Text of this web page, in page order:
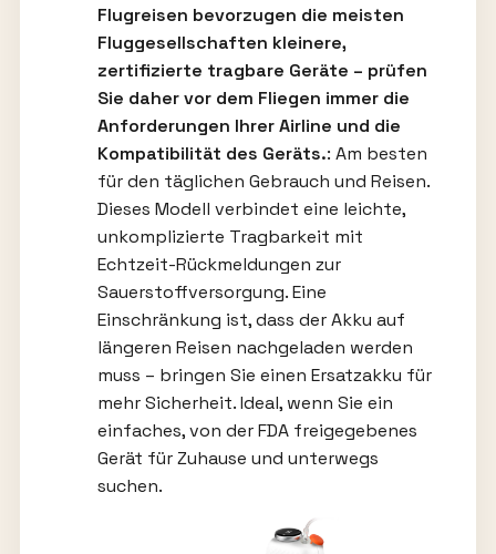
Flugreisen bevorzugen die meisten
Fluggesellschaften kleinere,
zertifizierte tragbare Geräte – prüfen
Sie daher vor dem Fliegen immer die
Anforderungen Ihrer Airline und die
Kompatibilität des Geräts.: Am besten
für den täglichen Gebrauch und Reisen.
Dieses Modell verbindet eine leichte,
unkomplizierte Tragbarkeit mit
Echtzeit-Rückmeldungen zur
Sauerstoffversorgung. Eine
Einschränkung ist, dass der Akku auf
längeren Reisen nachgeladen werden
muss – bringen Sie einen Ersatzakku für
mehr Sicherheit. Ideal, wenn Sie ein
einfaches, von der FDA freigegebenes
Gerät für Zuhause und unterwegs
suchen.